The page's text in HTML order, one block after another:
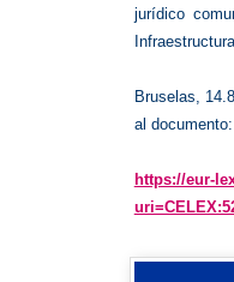
jurídico
Bruselas,
al documento:
https://eur-